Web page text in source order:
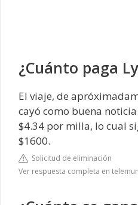
¿Cuánto paga
El viaje, de
cayó como buena
$4.34 por milla, lo cual
$1600.
Solicitud de eliminación
Ver respuesta completa en